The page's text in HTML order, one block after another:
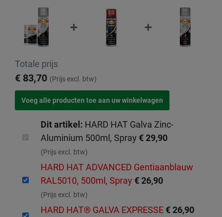
Totale prijs
€ 83,70 (Prijs excl. btw)
Dit artikel: HARD HAT Galva Zinc-
Aluminium 500ml, Spray € 29,90
(Prijs excl. btw)
HARD HAT ADVANCED Gentiaanblauw
RAL5010, 500ml, Spray € 26,90
(Prijs excl. btw)
HARD HAT® GALVA EXPRESSE€ 26,90